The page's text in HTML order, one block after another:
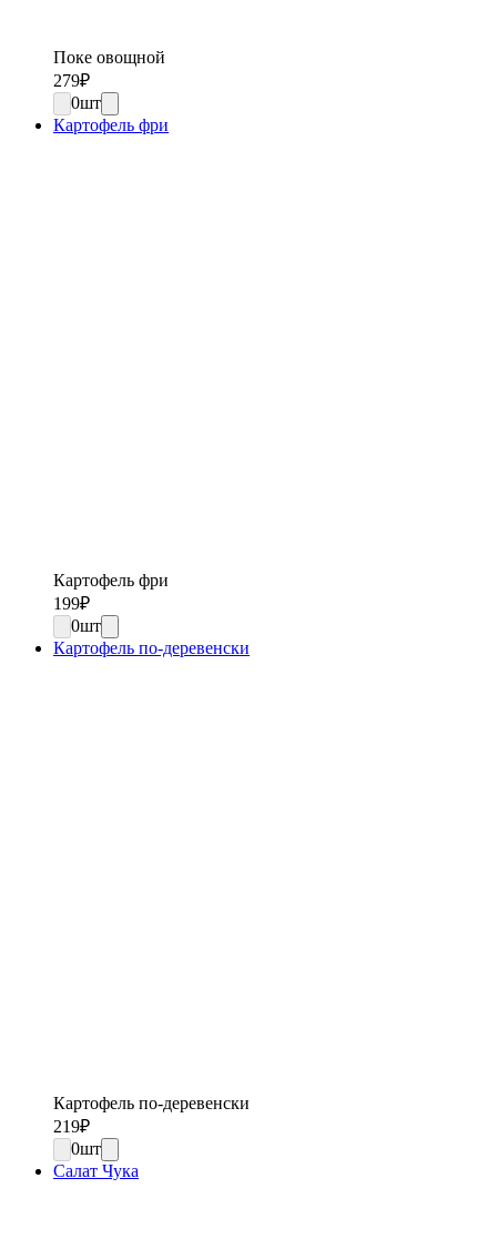
Поке овощной
279₽
0шт
Картофель фри
Картофель фри
199₽
0шт
Картофель по-деревенски
Картофель по-деревенски
219₽
0шт
Салат Чука